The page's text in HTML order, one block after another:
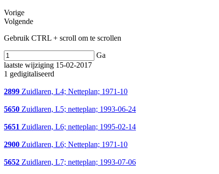
Vorige
Volgende
Gebruik CTRL + scroll om te scrollen
Ga
laatste wijziging 15-02-2017
1 gedigitaliseerd
2899 Zuidlaren, L4; Netteplan; 1971-10
5650 Zuidlaren, L5; netteplan; 1993-06-24
5651 Zuidlaren, L6; netteplan; 1995-02-14
2900 Zuidlaren, L6; Netteplan; 1971-10
5652 Zuidlaren, L7; netteplan; 1993-07-06